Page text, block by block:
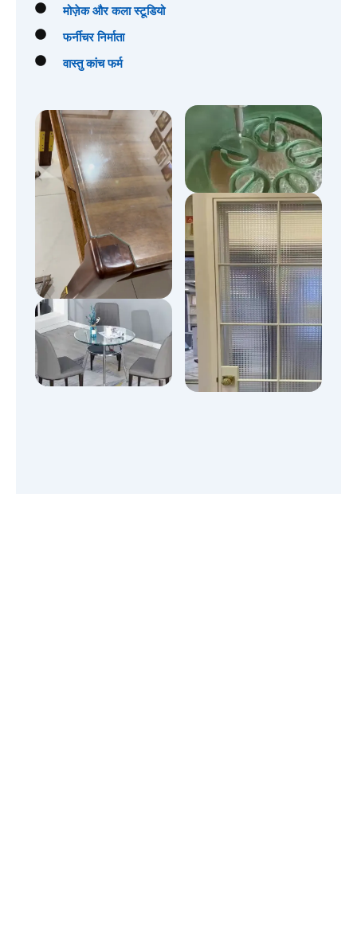
मोज़ेक और कला स्टूडियो
फर्नीचर निर्माता
वास्तु कांच फर्म